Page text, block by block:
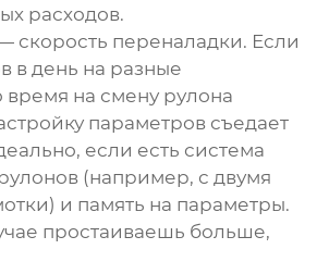
расходов.
скорость переналадки. Если
в день на разные
время на смену рулона
параметров съедает
если есть система
(например, с двумя
и память на параметры.
простаиваешь больше,